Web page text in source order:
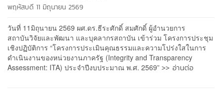
พฤหัสบดี 11 มิถุนายน 2569
วันที่ 11มิถุนายน 2569 ผศ.ดร.ธีระศักดิ์ สมศักดิ์ ผู้อำนวยการ
สถาบันวิจัยและพัฒนา และบุคลากรสถาบัน เข้าร่วม โครงการประชุม
เชิงปฏิบัติการ “โครงการประเมินคุณธรรมและความโปร่งใสในการ
ดำเนินงานของหน่วยงานภาครัฐ (Integrity and Transparency
Assessment: ITA) ประจำปีงบประมาณ พ.ศ. 2569” >> อ่านต่อ